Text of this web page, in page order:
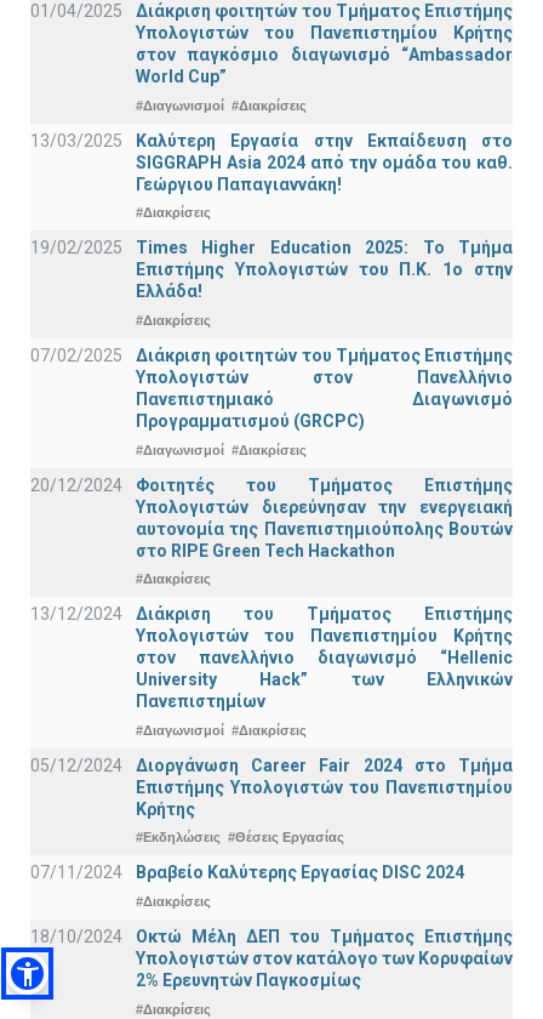
01/04/2025
Διάκριση φοιτητών του Τμήματος Επιστήμης
Υπολογιστών του Πανεπιστημίου Κρήτης
στον παγκόσμιο διαγωνισμό “Ambassador
World Cup”
#Διαγωνισμοί #Διακρίσεις
13/03/2025
Καλύτερη Εργασία στην Εκπαίδευση στο
SIGGRAPH Asia 2024 από την ομάδα του καθ.
Γεώργιου Παπαγιαννάκη!
#Διακρίσεις
19/02/2025
Times Higher Education 2025: Το Τμήμα
Επιστήμης Υπολογιστών του Π.Κ. 1ο στην
Ελλάδα!
#Διακρίσεις
07/02/2025
Διάκριση φοιτητών του Τμήματος Επιστήμης
Υπολογιστών στον Πανελλήνιο
Πανεπιστημιακό Διαγωνισμό
Προγραμματισμού (GRCPC)
#Διαγωνισμοί #Διακρίσεις
20/12/2024
Φοιτητές του Τμήματος Επιστήμης
Υπολογιστών διερεύνησαν την ενεργειακή
αυτονομία της Πανεπιστημιούπολης Βουτών
στο RIPE Green Tech Hackathon
#Διακρίσεις
13/12/2024
Διάκριση του Τμήματος Επιστήμης
Υπολογιστών του Πανεπιστημίου Κρήτης
στον πανελλήνιο διαγωνισμό “Hellenic
University Hack” των Ελληνικών
Πανεπιστημίων
#Διαγωνισμοί #Διακρίσεις
05/12/2024
Διοργάνωση Career Fair 2024 στο Τμήμα
Επιστήμης Υπολογιστών του Πανεπιστημίου
Κρήτης
#Εκδηλώσεις #Θέσεις Εργασίας
07/11/2024 Βραβείο Καλύτερης Εργασίας DISC 2024
#Διακρίσεις
18/10/2024
Οκτώ Μέλη ΔΕΠ του Τμήματος Επιστήμης
Υπολογιστών στον κατάλογο των Κορυφαίων
2% Ερευνητών Παγκοσμίως
#Διακρίσεις